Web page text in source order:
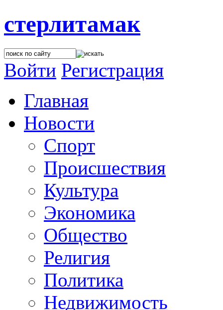
стерлитамак
Войти Регистрация
Главная
Новости
Спорт
Происшествия
Культура
Экономика
Общество
Религия
Политика
Недвижимость